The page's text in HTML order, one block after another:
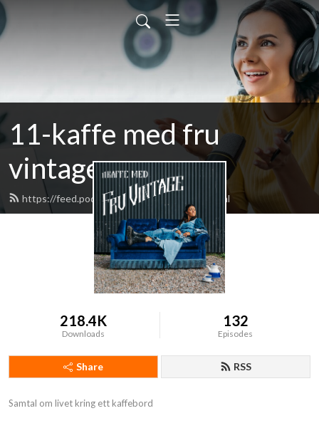
11-kaffe med fru
vintage
https://feed.podbean.com/fruvintage/feed.xml
218.4K
Downloads
132
Episodes
Share RSS
Samtal om livet kring ett kaffebord